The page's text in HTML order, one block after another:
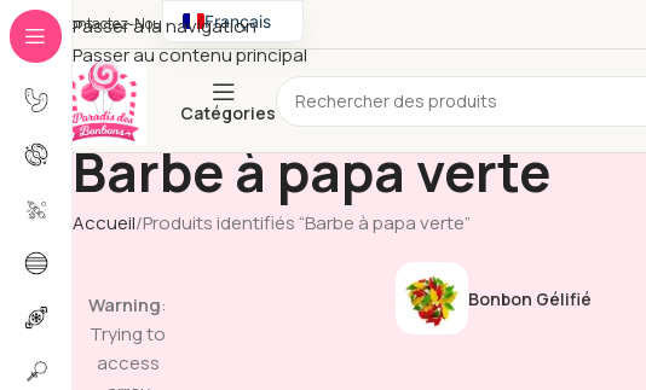
Passer à la navigation
Passer au contenu principal
Contactez-Nous
Catégories
Barbe à papa verte
Accueil Produits identifiés “Barbe à papa verte”
Warning:
Trying to
access
Bonbon Gélifié
Français
English